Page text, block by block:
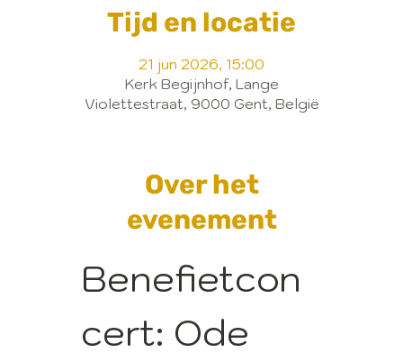
Tijd en locatie
21 jun 2026, 15:00
Kerk Begijnhof, Lange
Violettestraat, 9000 Gent, België
Over het
evenement
Benefietcon
cert: Ode